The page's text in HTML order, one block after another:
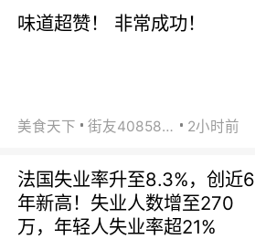
味道超赞！ 非常成功！
美食天下 街友40858442 2小时前
法国失业率升至8.3%，创近6
年新高！失业人数增至270
万，年轻人失业率超21%